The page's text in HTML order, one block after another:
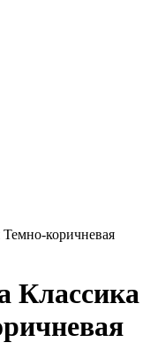
Темно-коричневая
Классика